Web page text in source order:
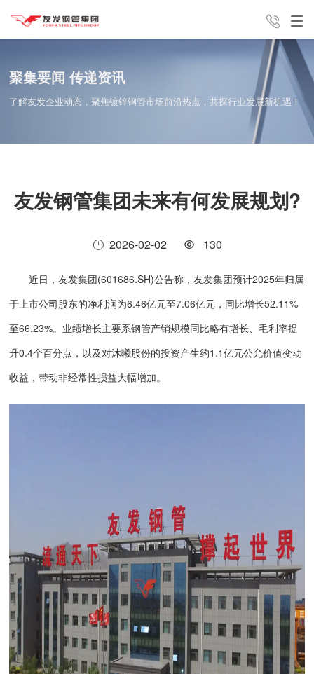
产品中心 新闻中心
友发分公
司
集团介绍 联系我们
销售咨询电话
聚集要闻 传递资讯
了解友发企业动态，聚焦镀锌钢管市场前沿热点，共探行业发展新机遇！
友发钢管集团未来有何发展规划?
2026-02-02 130
近日，友发集团(601686.SH)公告称，友发集团预计2025年归属
于上市公司股东的净利润为6.46亿元至7.06亿元，同比增长52.11%
至66.23%。业绩增长主要系钢管产销规模同比略有增长、毛利率提
升0.4个百分点，以及对沐曦股份的投资产生约1.1亿元公允价值变动
收益，带动非经常性损益大幅增加。